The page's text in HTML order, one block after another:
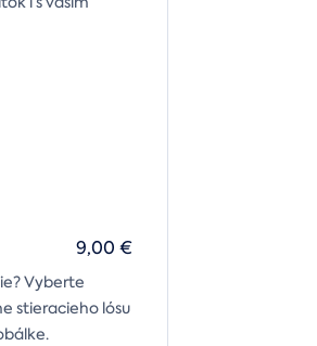
Vyberte
stieracieho lósu
9,00 €